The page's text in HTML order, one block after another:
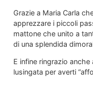
Grazie a Maria Carla
apprezzare i piccoli
mattone che unito a
di una splendida
E infine ringrazio
lusingata per averti